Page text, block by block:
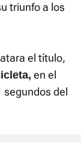
triunfo a los
el título,
en el
segundos del